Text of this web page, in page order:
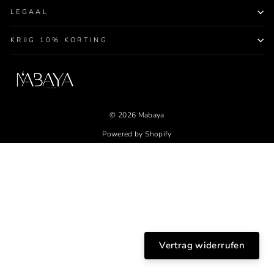
LEGAAL
KRIJG 10% KORTING
© 2026 Mabaya
Powered by Shopify
Vertrag widerrufen